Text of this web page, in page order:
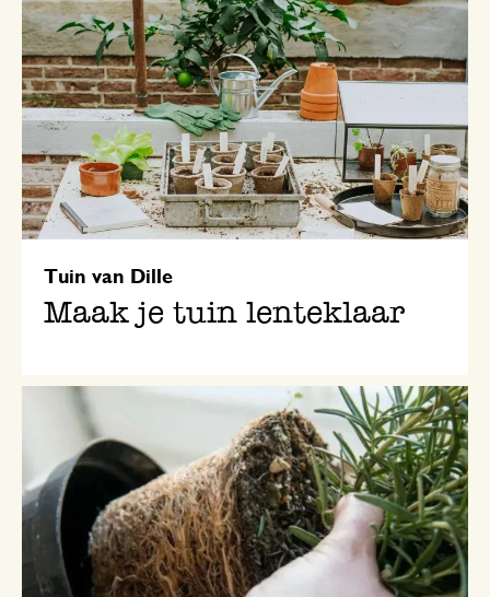
Tuin van Dille
Maak je tuin lenteklaar